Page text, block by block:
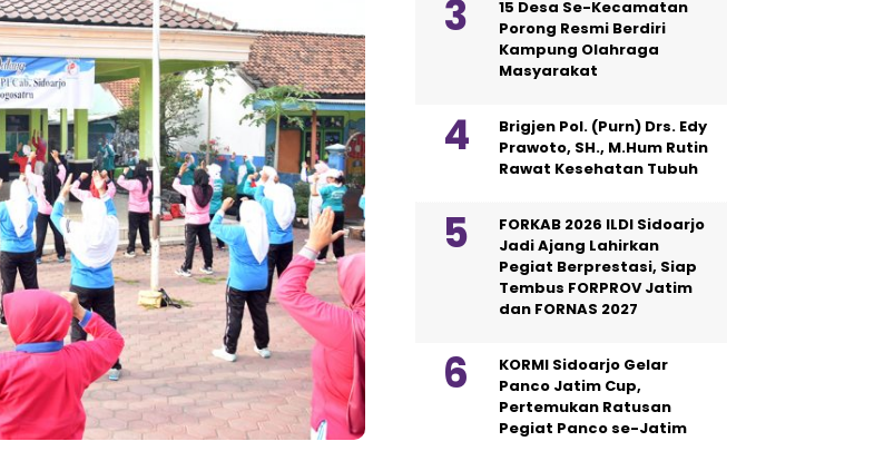
15 Desa Se-Kecamatan
Porong Resmi Berdiri
Kampung Olahraga
Masyarakat
Brigjen Pol. (Purn) Drs. Edy
Prawoto, SH., M.Hum Rutin
Rawat Kesehatan Tubuh
FORKAB 2026 ILDI Sidoarjo
Jadi Ajang Lahirkan
Pegiat Berprestasi, Siap
Tembus FORPROV Jatim
dan FORNAS 2027
KORMI Sidoarjo Gelar
Panco Jatim Cup,
Pertemukan Ratusan
Pegiat Panco se-Jatim